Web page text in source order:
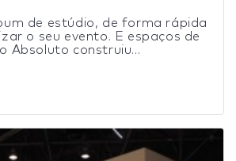
de estúdio, de forma rápida
o seu evento. E espaços de
Absoluto construiu...